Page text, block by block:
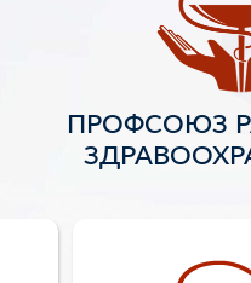
ПРОФСОЮЗ